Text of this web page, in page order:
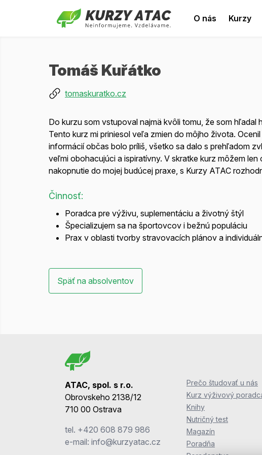
O nás Kurzy
Tomáš Kuřátko
tomaskuratko.cz
Do kurzu som vstupoval najmä kvôli tomu, že som
Tento kurz mi priniesol veľa zmien do môjho života.
informácií občas bolo príliš, všetko sa dalo s prehľadom
veľmi obohacujúci a ispiratívny. V skratke kurz môžem
nakopnutie do mojej budúcej praxe, s Kurzy ATAC
Činnosť:
Poradca pre výživu, suplementáciu a životný štýl
Špecializujem sa na športovcov i bežnú populáciu
Prax v oblasti tvorby stravovacích plánov a
Späť na absolventov
ATAC, spol. s r.o.
Obrovskeho 2138/12
710 00 Ostrava
tel. +420 608 879 986
e-mail: info@kurzyatac.cz
Prečo študovať u nás
Kurz výživový
Knihy
Nutričný test
Magazín
Poradňa